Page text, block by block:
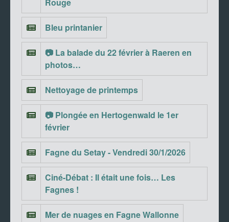
Bleu printanier
📷 La balade du 22 février à Raeren en
photos…
Nettoyage de printemps
📷 Plongée en Hertogenwald le 1er
février
Fagne du Setay - Vendredi 30/1/2026
Ciné-Débat : Il était une fois… Les
Fagnes !
Mer de nuages en Fagne Wallonne